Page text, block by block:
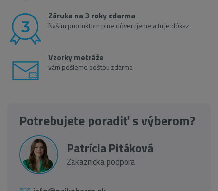
Záruka na 3 roky zdarma
Našim produktom plne dôverujeme a tu je dôkaz
Vzorky metráže
vám pošleme poštou zdarma
Potrebujete poradiť s výberom?
Patrícia Pitáková
Zákaznícka podpora